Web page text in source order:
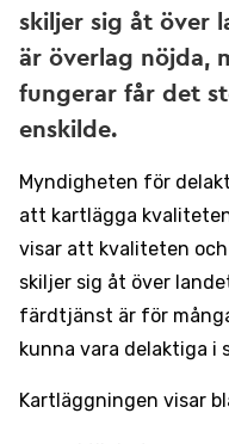
skiljer sig åt över
är överlag nöjda,
fungerar får det
enskilde.
Myndigheten för
att kartlägga
visar att kvaliteten
skiljer sig åt över
färdtjänst är för
kunna vara delaktiga i
Kartläggningen visar